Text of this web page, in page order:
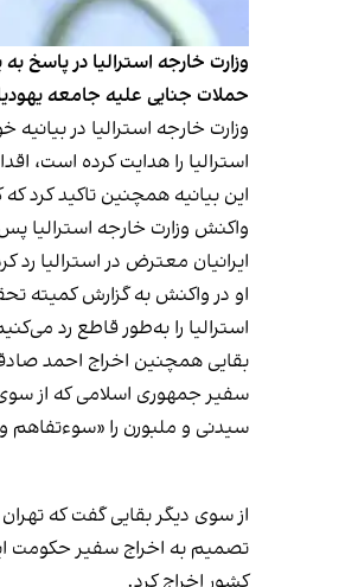
وزارت خارجه استرالیا در پاسخ
حملات جنایی علیه جامعه
وزارت خارجه استرالیا در
استرالیا را هدایت کرده است،
این بیانیه همچنین تاکید کرد
ایرانیان معترض در استرالیا رد
او در واکنش به گزارش‌‌ کمیته
استرالیا را به‌طور قاطع رد
بقایی همچنین اخراج احمد
سفیر جمهوری اسلامی که از
سیدنی و ملبورن را «سوءتفاهم
از سوی دیگر بقایی گفت که
تصمیم به اخراج سفیر حکومت